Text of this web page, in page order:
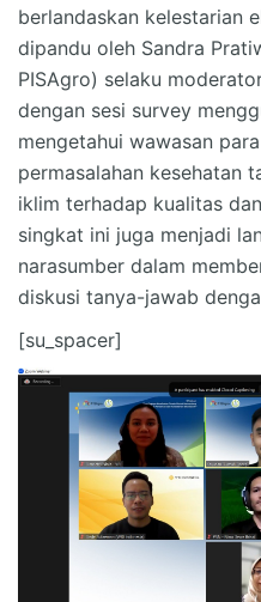
berlandaskan kelestarian
dipandu oleh Sandra
PISAgro) selaku
dengan sesi survey
mengetahui wawasan
permasalahan kesehatan
iklim terhadap kualitas
singkat ini juga menjadi
narasumber dalam
diskusi tanya-jawab
[su_spacer]